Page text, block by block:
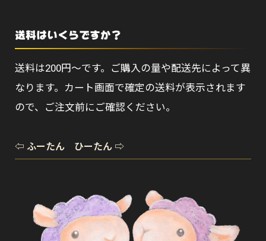
送料はいくらですか？
送料は200円〜です。ご購入の量や配送先によって異
なります。カート画面で確定の送料が表示されます
ので、ご注文前にご確認ください。
⇦ ふーたん ひーたん ⇨